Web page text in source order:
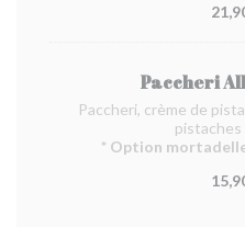
Paccheri
Paccheri, crème de
pistaches
* Option